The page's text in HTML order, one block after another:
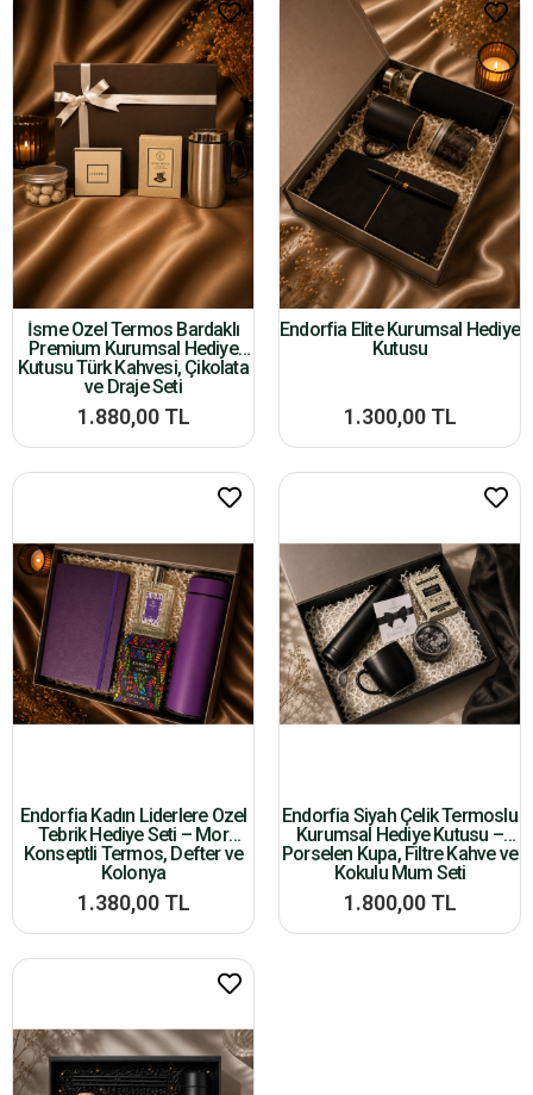
İsme Özel Termos Bardaklı
Premium Kurumsal Hediye
Kutusu Türk Kahvesi, Çikolata
ve Draje Seti
1.880,00 TL
Endorfia Elite Kurumsal Hediye
Kutusu
1.300,00 TL
Endorfia Kadın Liderlere Özel
Tebrik Hediye Seti – Mor
Konseptli Termos, Defter ve
Kolonya
1.380,00 TL
Endorfia Siyah Çelik Termoslu
Kurumsal Hediye Kutusu –
Porselen Kupa, Filtre Kahve ve
Kokulu Mum Seti
1.800,00 TL